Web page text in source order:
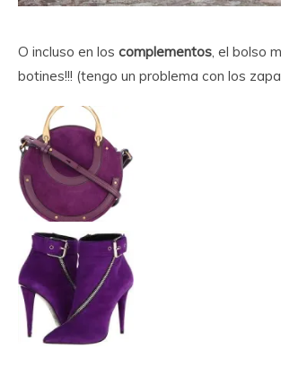
O incluso en los complementos, el bolso
botines!!! (tengo un problema con los